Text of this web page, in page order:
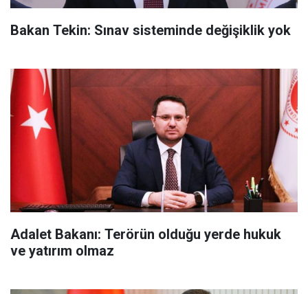
Bakan Tekin: Sınav sisteminde değişiklik yok
Adalet Bakanı: Terörün olduğu yerde hukuk
ve yatırım olmaz